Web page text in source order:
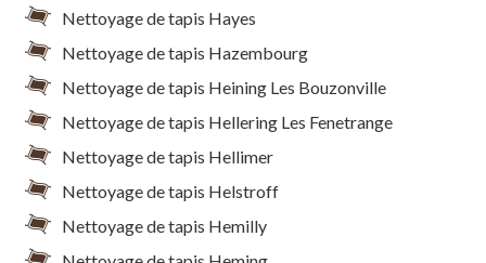
Nettoyage de tapis Hayes
Nettoyage de tapis Hazembourg
Nettoyage de tapis Heining Les Bouzonville
Nettoyage de tapis Hellering Les Fenetrange
Nettoyage de tapis Hellimer
Nettoyage de tapis Helstroff
Nettoyage de tapis Hemilly